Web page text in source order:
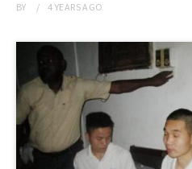
BY 4 YEARSAGO